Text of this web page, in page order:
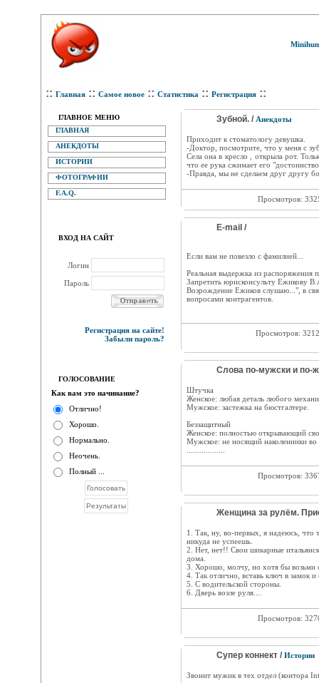
:: Главная :: Самое новое :: Статистика :: Регистрация ::
ГЛАВНОЕ МЕНЮ
ГЛАВНАЯ
АНЕКДОТЫ
ИСТОРИИ
ФОТОГРАФИИ
F.A.Q.
ВХОД НА САЙТ
Логин
Пароль
Регистрация на сайте!
Забыли пароль?
ГОЛОСОВАНИЕ
Как вам это начинание?
Отлично!
Хорошо.
Нормально.
Неочень.
Полный ...
Зубной. / Анекдоты
Приходит к стоматологу девушка.
-Доктор, посмотрите, что у меня с
Села она в кресло , открыла рот.
что ее рука сжимает его
-Правда, мы не сделаем друг другу
Просмотров:
E-mail /
Если вам не повезло с фамилией...
Реальная выдержка из
Запретить юрисконсульту Ежикову
Возрождение Ежиков слушаю...", в
вопросами контрагентов.
Просмотров:
Cлова по-мужски и по-
Штучка
Женское: любая деталь любого
Мужское: застежка на бюстгалтере.
Беззащитный
Женское: полностью открывающий
Мужское: не носящий наколенники во
Просмотров:
Женщина за рулём.
1. Так, ну, во-первых, я надеюсь, что
никуда не успеешь.
2. Нет, нет!! Свои шикарные
дома.
3. Хорошо, молчу, но хотя бы возьми
4. Так отлично, вставь ключ в замок и
5. С водительской стороны.
6. Дверь возле руля....
Просмотров:
Супер коннект / Истории
Звонит мужик в тех отдел (контора